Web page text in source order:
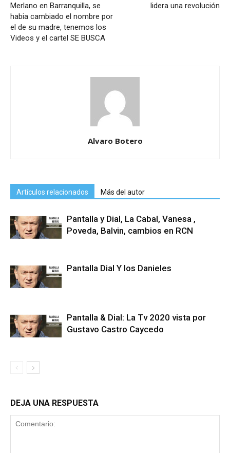
Merlano en Barranquilla, se
habia cambiado el nombre por
el de su madre, tenemos los
Videos y el cartel SE BUSCA
lidera una revolución
Alvaro Botero
Artículos relacionados Más del autor
Pantalla y Dial, La Cabal, Vanesa ,
Poveda, Balvin, cambios en RCN
Pantalla Dial Y los Danieles
Pantalla & Dial: La Tv 2020 vista por
Gustavo Castro Caycedo
DEJA UNA RESPUESTA